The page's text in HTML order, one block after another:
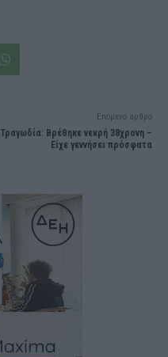
Επόμενο άρθρο
Τραγωδία: Βρέθηκε νεκρή 38χρονη –
Είχε γεννήσει πρόσφατα